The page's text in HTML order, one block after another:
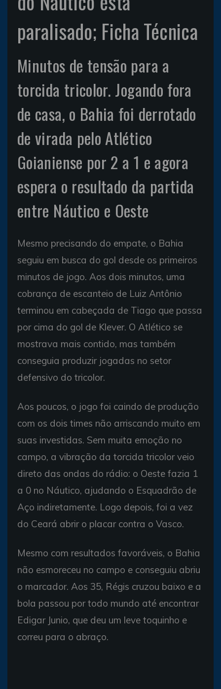
paralisado; Ficha Técnica
Minutos de tensão para a
torcida tricolor. Jogando fora
de casa, o Bahia foi derrotado
de virada pelo Atlético
Goianiense por 2 a 1 e agora
espera o resultado da partida
entre Náutico e Oeste
Mesmo precisando do empate, o Bahia
seguiu em busca do gol desde os primeiros
minutos de jogo. Aos dois minutos, uma
cobrança de escanteio de Luiz Antônio
terminou em cabeçada de Tiago que passa
por cima do gol de Klever. O Atlético se
mostrava mais contido, mas também
conseguia produzir jogadas no setor
defensivo do tricolor.
Aos poucos, o jogo foi caindo de produção
com os dois times não arriscando muito em
suas investidas. Sem muita emoção no
campo, a vibração da torcida tricolor veio
direto das ondas do rádio: o Oeste fazia 1
a 0 no Náutico, ajudando o Esquadrão de
Aço indiretamente. Logo depois, foi a vez
do Ceará abrir o placar contra o Vasco.
Mesmo com resultados favoráveis, o Bahia
não esmoreceu no campo e conseguiu abriu
o marcador. Aos 35, Régis cruzou baixo e a
bola passou por todo mundo até encontrar
Edigar Junio, que deu um leve toquinho e
correu para o abraço.